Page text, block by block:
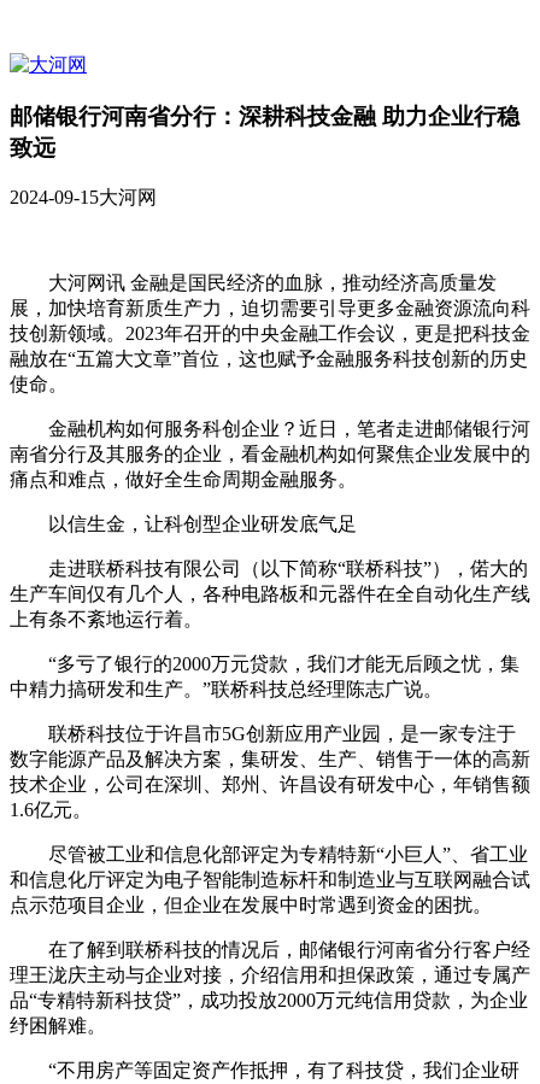
邮储银行河南省分行：深耕科技金融 助力企业行稳
致远
2024-09-15大河网
大河网讯 金融是国民经济的血脉，推动经济高质量发
展，加快培育新质生产力，迫切需要引导更多金融资源流向科
技创新领域。2023年召开的中央金融工作会议，更是把科技金
融放在“五篇大文章”首位，这也赋予金融服务科技创新的历史
使命。
金融机构如何服务科创企业？近日，笔者走进邮储银行河
南省分行及其服务的企业，看金融机构如何聚焦企业发展中的
痛点和难点，做好全生命周期金融服务。
以信生金，让科创型企业研发底气足
走进联桥科技有限公司（以下简称“联桥科技”），偌大的
生产车间仅有几个人，各种电路板和元器件在全自动化生产线
上有条不紊地运行着。
“多亏了银行的2000万元贷款，我们才能无后顾之忧，集
中精力搞研发和生产。”联桥科技总经理陈志广说。
联桥科技位于许昌市5G创新应用产业园，是一家专注于
数字能源产品及解决方案，集研发、生产、销售于一体的高新
技术企业，公司在深圳、郑州、许昌设有研发中心，年销售额
1.6亿元。
尽管被工业和信息化部评定为专精特新“小巨人”、省工业
和信息化厅评定为电子智能制造标杆和制造业与互联网融合试
点示范项目企业，但企业在发展中时常遇到资金的困扰。
在了解到联桥科技的情况后，邮储银行河南省分行客户经
理王泷庆主动与企业对接，介绍信用和担保政策，通过专属产
品“专精特新科技贷”，成功投放2000万元纯信用贷款，为企业
纾困解难。
“不用房产等固定资产作抵押，有了科技贷，我们企业研